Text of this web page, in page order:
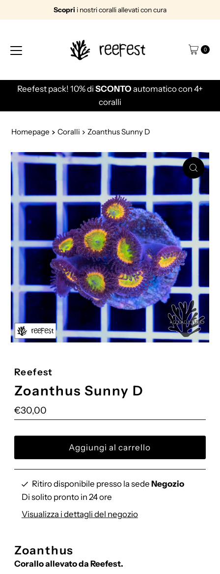
Vai direttamente ai contenuti
Scopri i nostri coralli allevati con cura
0
Reefest pack! 10% di SCONTO automatico con 4+
coralli
Homepage Coralli Zoanthus Sunny D
Reefest
Zoanthus Sunny D
Prezzo
di
listino
€30,00
Ritiro disponibile presso la sede Negozio
Di solito pronto in 24 ore
Visualizza i dettagli del negozio
Zoanthus
Corallo allevato da Reefest.